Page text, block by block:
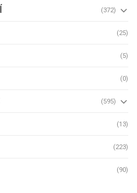
(372)
(25)
(5)
(0)
(595)
(13)
(223)
(90)